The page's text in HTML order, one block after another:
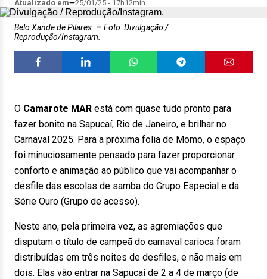
Atualizado em
25/01/25 - 17h12min
Belo Xande de Pilares.
Foto: Divulgação /
Reprodução/Instagram.
O Camarote MAR está com quase tudo pronto para
fazer bonito na Sapucaí, Rio de Janeiro, e brilhar no
Carnaval 2025. Para a próxima folia de Momo, o espaço
foi minuciosamente pensado para fazer proporcionar
conforto e animação ao público que vai acompanhar o
desfile das escolas de samba do Grupo Especial e da
Série Ouro (Grupo de acesso).
Neste ano, pela primeira vez, as agremiações que
disputam o título de campeã do carnaval carioca foram
distribuídas em três noites de desfiles, e não mais em
dois. Elas vão entrar na Sapucaí de 2 a 4 de março (de